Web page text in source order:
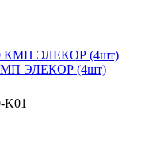
КМП ЭЛЕКОР (4шт)
K01